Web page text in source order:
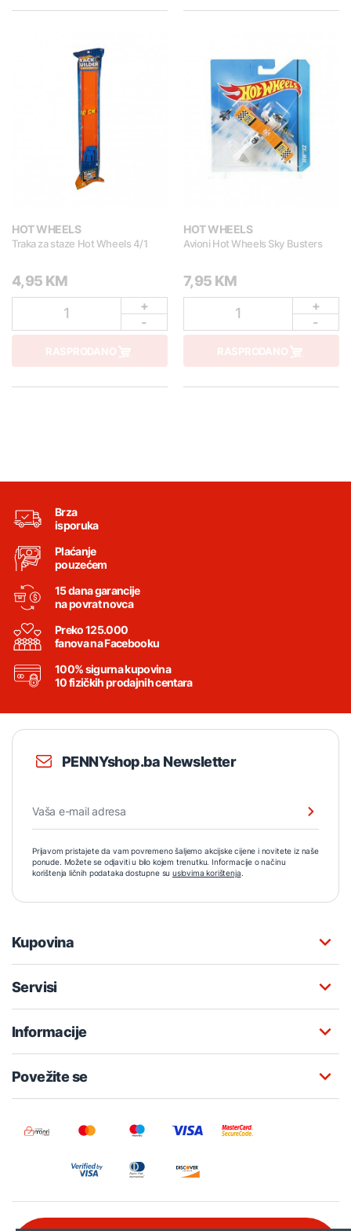
HOT WHEELS
Traka za staze Hot Wheels 4/1
4,95 KM
1
+
-
RASPRODANO
HOT WHEELS
Avioni Hot Wheels Sky Busters
7,95 KM
1
+
-
RASPRODANO
Brza
isporuka
Plaćanje
pouzećem
15 dana garancije
na povrat novca
Preko 125.000
fanova na Facebooku
100% sigurna kupovina
10 fizičkih prodajnih centara
PENNYshop.ba Newsletter
Prijavom pristajete da vam povremeno šaljemo akcijske cijene i novitete iz naše
ponude. Možete se odjaviti u bilo kojem trenutku. Informacije o načinu
korištenja ličnih podataka dostupne su uslovima korištenja.
Kupovina
Servisi
Informacije
Povežite se